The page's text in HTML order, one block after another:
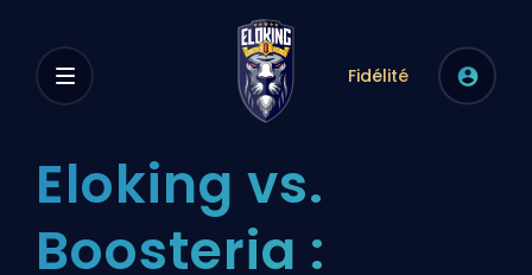
Fidélité
Eloking vs.
Boosteria :